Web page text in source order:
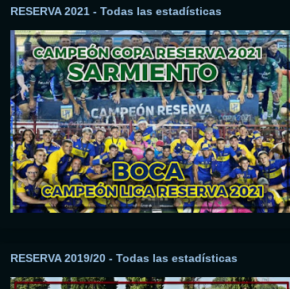
RESERVA 2021 - Todas las estadísticas
RESERVA 2019/20 - Todas las estadísticas